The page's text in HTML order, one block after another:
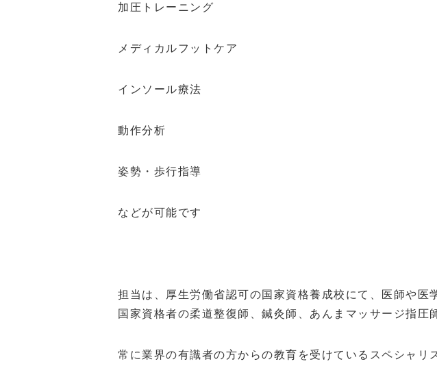
加圧トレーニング
メディカルフットケア
インソール療法
動作分析
姿勢・歩行指導
などが可能です
担当は、厚生労働省認可の国家資格養成校にて、医師や
国家資格者の柔道整復師、鍼灸師、あんまマッサージ指圧
常に業界の有識者の方からの教育を受けているスペシャリ